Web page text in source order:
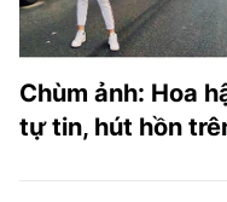
Chùm ảnh: Hoa
tự tin, hút hồn